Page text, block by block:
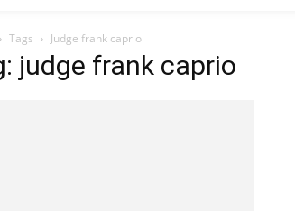
Tags Judge frank caprio
judge frank caprio